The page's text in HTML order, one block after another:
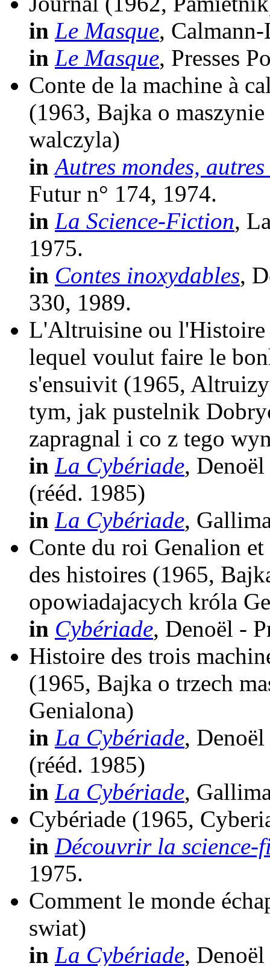
in Le Masque,
in Le Masque, Presses
Conte de la machine à
(1963, Bajka o
walczyla)
in Autres mondes, autres
Futur n° 174, 1974.
in La Science-Fiction,
1975.
in Contes inoxydables,
330, 1989.
L'Altruisine ou l'Histoire
lequel voulut faire le
s'ensuivit (1965,
tym, jak pustelnik
zapragnal i co z tego
in La Cybériade,
(rééd. 1985)
in La Cybériade,
Conte du roi Genalion
des histoires (1965,
opowiadajacych króla
in Cybériade, Denoël -
Histoire des trois
(1965, Bajka o trzech
Genialona)
in La Cybériade,
(rééd. 1985)
in La Cybériade,
Cybériade (1965,
in Découvrir la science-
1975.
Comment le monde
swiat)
in La Cybériade,